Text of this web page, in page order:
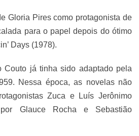
Gloria Pires como protagonista de
para o papel depois do ótimo
Days (1978).
Couto já tinha sido adaptado pela
Nessa época, as novelas não
Zuca e Luís Jerônimo
Glauce Rocha e Sebastião